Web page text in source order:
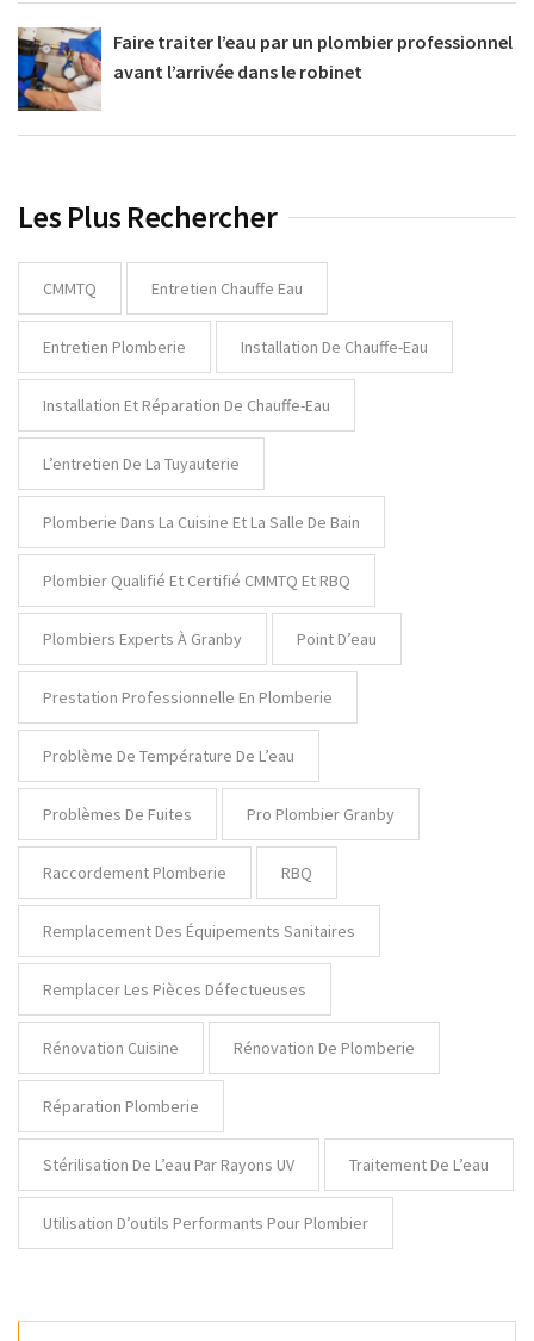
Faire traiter l’eau par un plombier professionnel
avant l’arrivée dans le robinet
Les Plus Rechercher
CMMTQ Entretien Chauffe Eau
Entretien Plomberie Installation De Chauffe-Eau
Installation Et Réparation De Chauffe-Eau
L’entretien De La Tuyauterie
Plomberie Dans La Cuisine Et La Salle De Bain
Plombier Qualifié Et Certifié CMMTQ Et RBQ
Plombiers Experts À Granby Point D’eau
Prestation Professionnelle En Plomberie
Problème De Température De L’eau
Problèmes De Fuites Pro Plombier Granby
Raccordement Plomberie RBQ
Remplacement Des Équipements Sanitaires
Remplacer Les Pièces Défectueuses
Rénovation Cuisine Rénovation De Plomberie
Réparation Plomberie
Stérilisation De L’eau Par Rayons UV Traitement De L’eau
Utilisation D’outils Performants Pour Plombier